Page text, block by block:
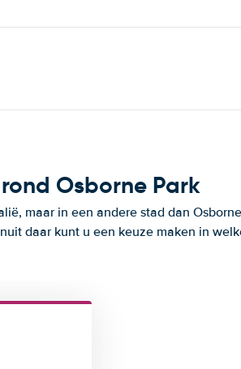
Osborne Park
maar in een andere stad dan
daar kunt u een keuze maken in